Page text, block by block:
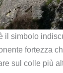
il simbolo
fortezza
sul colle più